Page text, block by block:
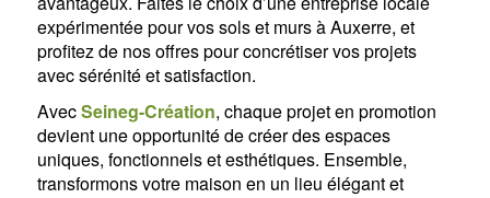
expérimentée pour vos sols et murs à Auxerre, et
profitez de nos offres pour concrétiser vos projets
avec sérénité et satisfaction.
AvecSeineg-Création, chaque projet en promotion
devient une opportunité de créer des espaces
uniques, fonctionnels et esthétiques. Ensemble,
transformons votre maison en un lieu élégant et